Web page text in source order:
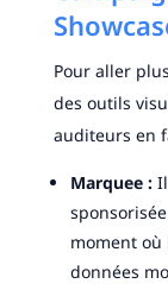
Pour aller
des outils
auditeurs en
Marquee :Il
moment où
données